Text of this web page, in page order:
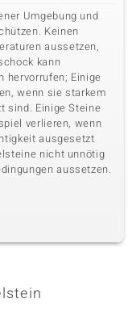
Umgebung und
Keinen
aussetzen,
kann
hervorrufen; Einige
wenn sie starkem
sind. Einige Steine
verlieren, wenn
ausgesetzt
nicht unnötig
aussetzen.